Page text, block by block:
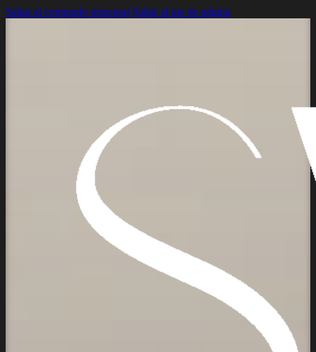
Saltar al contenido principal Saltar al pie de página